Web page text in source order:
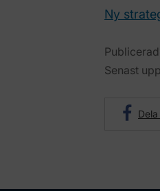
Ny
Senast